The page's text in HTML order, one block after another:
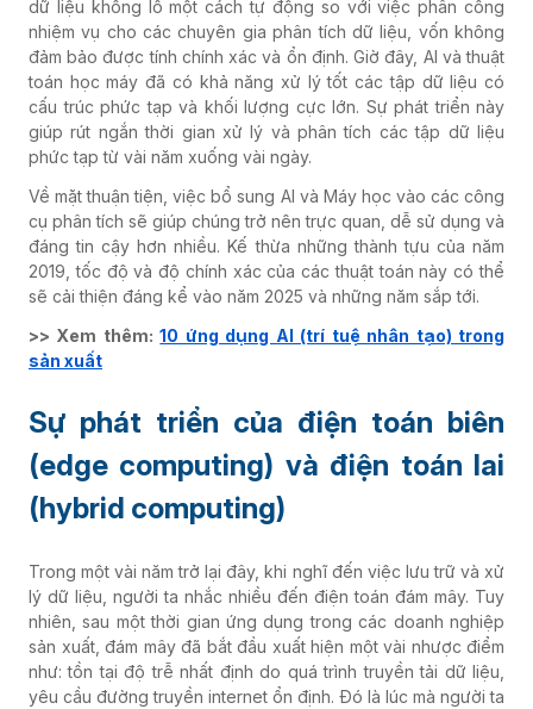
dữ liệu khổng lồ một cách tự động so với việc phân công
nhiệm vụ cho các chuyên gia phân tích dữ liệu, vốn không
đảm bảo được tính chính xác và ổn định. Giờ đây, AI và thuật
toán học máy đã có khả năng xử lý tốt các tập dữ liệu có
cấu trúc phức tạp và khối lượng cực lớn. Sự phát triển này
giúp rút ngắn thời gian xử lý và phân tích các tập dữ liệu
phức tạp từ vài năm xuống vài ngày.
Về mặt thuận tiện, việc bổ sung AI và Máy học vào các công
cụ phân tích sẽ giúp chúng trở nên trực quan, dễ sử dụng và
đáng tin cậy hơn nhiều. Kế thừa những thành tựu của năm
2019, tốc độ và độ chính xác của các thuật toán này có thể
sẽ cải thiện đáng kể vào năm 2025 và những năm sắp tới.
>> Xem thêm:10 ứng dụng AI (trí tuệ nhân tạo) trong
sản xuất
Sự phát triển của điện toán biên
(edge computing) và điện toán lai
(hybrid computing)
Trong một vài năm trở lại đây, khi nghĩ đến việc lưu trữ và xử
lý dữ liệu, người ta nhắc nhiều đến điện toán đám mây. Tuy
nhiên, sau một thời gian ứng dụng trong các doanh nghiệp
sản xuất, đám mây đã bắt đầu xuất hiện một vài nhược điểm
như: tồn tại độ trễ nhất định do quá trình truyền tải dữ liệu,
yêu cầu đường truyền internet ổn định. Đó là lúc mà người ta